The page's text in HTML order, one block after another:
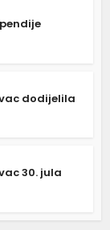
dodijelila
30. jula